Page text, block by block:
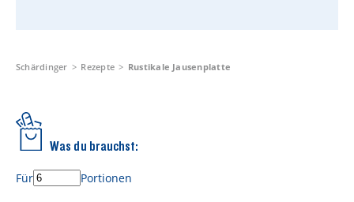
Schärdinger Käseakademie
Schärdinger Rezepte Rustikale Jausenplatte
Was du brauchst:
Für Portionen